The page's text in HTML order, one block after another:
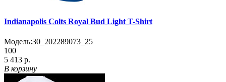
Indianapolis Colts Royal Bud Light T-Shirt
Модель:30_202289073_25
100
5 413 р.
В корзину